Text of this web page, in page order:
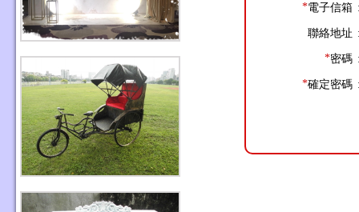
*電子信箱
聯絡地址
*密碼
*確定密碼